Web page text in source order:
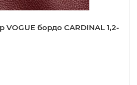
бордо CARDINAL 1,2-